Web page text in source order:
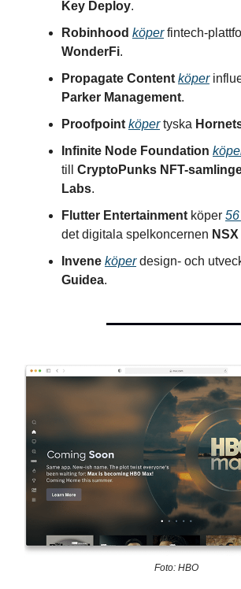
Key Deploy.
Robinhood köperfintech-
WonderFi.
Propagate Content köper
Parker Management.
Proofpoint köpertyska
Infinite Node Foundation
till CryptoPunks NFT-
Labs.
Flutter Entertainment köper
det digitala spelkoncernen
Invene köperdesign- och
Guidea.
Foto: HBO